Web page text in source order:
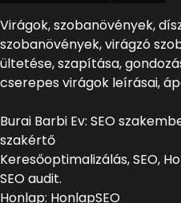
Virágok, szobanövények,
szobanövények, virágzó
ültetése, szapítása,
cserepes virágok leírásai,
Burai Barbi Ev: SEO
szakértő
Keresőoptimalizálás, SEO,
SEO audit.
Honlap: HonlapSEO